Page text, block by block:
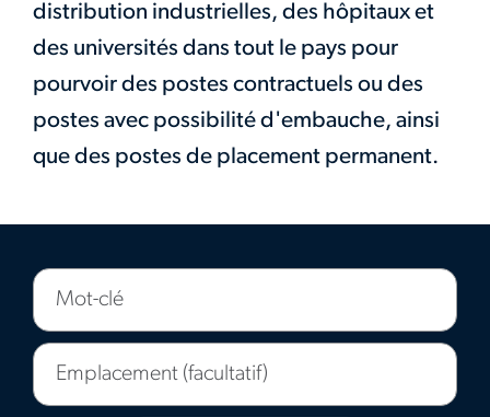
distribution industrielles, des hôpitaux et
des universités dans tout le pays pour
pourvoir des postes contractuels ou des
postes avec possibilité d'embauche, ainsi
que des postes de placement permanent.
Mot-
clé
Emplacement
(facultatif)